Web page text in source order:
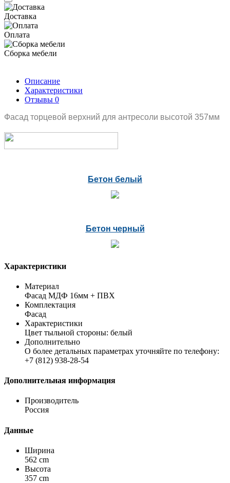
Доставка
Оплата
Сборка мебели
Описание
Характеристики
Отзывы 0
Фасад торцевой верхний для антресоли высотой 357мм
Бетон белый
Бетон черный
Характеристики
Материал
Фасад МДФ 16мм + ПВХ
Комплектация
Фасад
Характеристики
Цвет тыльной стороны: белый
Дополнительно
О более детальных параметрах уточняйте по телефону:
+7 (812) 938-28-54
Дополнительная информация
Производитель
Россия
Данные
Ширина
562 cm
Высота
357 cm